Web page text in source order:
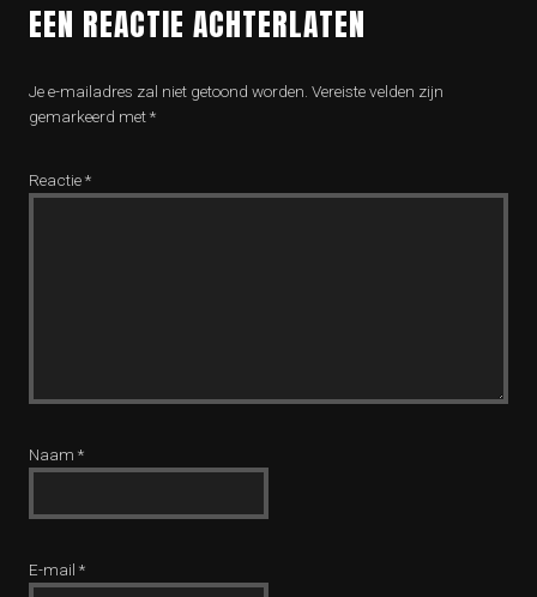
EEN REACTIE ACHTERLATEN
Je e-mailadres zal niet getoond worden. Vereiste velden zijn
gemarkeerd met*
Reactie*
Naam *
E-mail *